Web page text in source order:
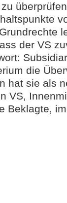
der VS
die
hat sie als
VS,
Beklagte,